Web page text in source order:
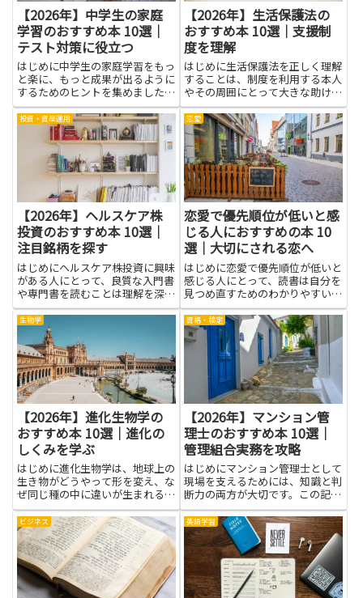
【2026年】中学生の家庭
学習のおすすめ本 10選｜
テスト対策に役立つ
はじめに中学生の家庭学習をもっ
と楽に、もっと成果が出るように
するためのヒントを集めました。
家庭での学習習慣を整えると、授
業の内容を思い出しやすくなり、
テスト対策にも役立ちます。読み
やすい本を選ぶと、文字の量や難
しさに悩まず、読む力と考える
【2026年】生活保護法の
おすすめ本 10選｜支援制
度を理解
はじめに生活保護法を正しく理解
することは、制度を利用する本人
やその周囲にとって大きな助けに
なります。受給要件や申請手続
き、支給の仕組み、相談窓口の役
割などの基礎知識があれば、必要
な支援につなげやすくなり、不安
や誤解を和らげることができま
す。...
投資・資産運用
【2026年】ヘルスケア株
投資のおすすめ本 10選｜
注目銘柄を探す
はじめにヘルスケア株投資に興味
がある人にとって、良質な入門書
や専門書を読むことは理解を深め
る近道です。書籍は医療制度や製
薬・バイオの技術動向、臨床試験
や承認プロセスといった業界特有
の仕組み、規制の影響、企業のビ
ジネスモデルや財務の基礎を体
系...
恋愛
恋愛で優先順位が低いと感
じる人におすすめの本 10
選｜大切にされる恋へ
はじめに恋愛で優先順位が低いと
感じる人にとって、読書は自分を
見つめ直すためのわかりやすい道
具になります。言葉で説明された
考え方や実例に触れることで、自
分がなぜ後回しにされてしまうの
か、その背景にある思い癖やパタ
ーンが見えてきます。自尊心の
生物学
【2026年】進化生物学の
おすすめ本 10選｜進化の
しくみを学ぶ
はじめに進化生物学は、地球上の
生き物がどうやって形を変え、な
ぜ同じ種の中に違いが生まれるの
かを教えてくれる学問です。長い
時間の流れの中で起きた変化を追
うと、自然のしくみがつながって
見えてきます。この記事で紹介す
る本は、難しい言葉を追いかけ
ず...
資格・検定
【2026年】マンション管
理士のおすすめ本 10選｜
管理組合実務を攻略
はじめにマンション管理士として
現場を支えるためには、知識と判
断力の両方が大切です。この記事
では、役立つ本の力を知ることで
日々の管理組合運営が少しずつラ
クになり、住民との関係も安定し
てくる点を紹介します。読み物と
して楽しみつつ、実務に使える
ポ...
ビジネス 英語学習